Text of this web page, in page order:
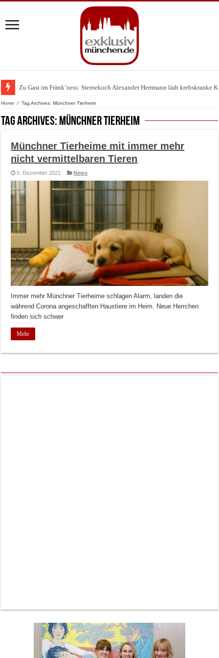
Zu Gast im Fränk’ness: Sternekoch Alexander Herrmann lädt krebskranke
Home / Tag Archives: Münchner Tierheim
Tag Archives: Münchner Tierheim
Münchner Tierheime mit immer mehr
nicht vermittelbaren Tieren
5. Dezember 2021 News
Immer mehr Münchner Tierheime schlagen Alarm, landen die
während Corona angeschafften Haustiere im Heim. Neue Herrchen
finden sich schwer
Mehr